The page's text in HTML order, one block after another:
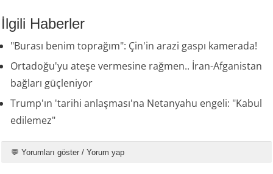
İlgili Haberler
"Burası benim toprağım": Çin'in arazi gaspı kamerada!
Ortadoğu'yu ateşe vermesine rağmen.. İran-Afganistan
bağları güçleniyor
Trump'ın 'tarihi anlaşması'na Netanyahu engeli: "Kabul
edilemez"
💬 Yorumları göster / Yorum yap